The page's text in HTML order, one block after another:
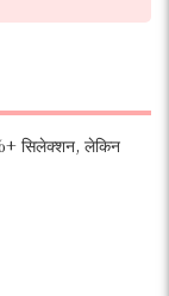
सिलेक्शन, लेकिन